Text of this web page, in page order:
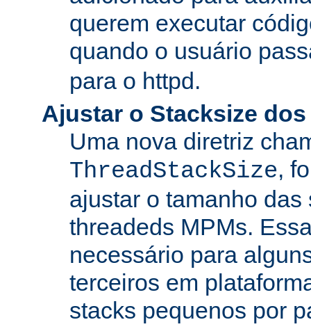
querem executar
quando o usuário
para o httpd.
Ajustar o Stacksize
Uma nova diretriz
ThreadStackSize,
ajustar o tamanho
threadeds MPMs.
necessário para
terceiros em
stacks pequenos por